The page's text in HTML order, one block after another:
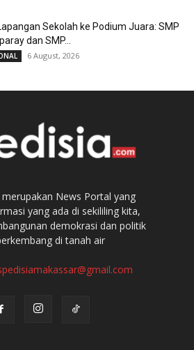
Sekolah ke Podium Juara: SMP
dan SMP...
6 August, 2026
merupakan News Portal yang
yang ada di sekililing kita,
demokrasi dan politik
di tanah air